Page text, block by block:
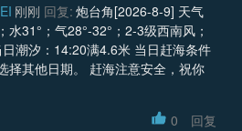
刚刚 回复: 炮台角[2026-8-9] 天气
水31°；气28°-32°；2-3级西南风；
潮汐：14:20满4.6米 当日赶海条件
择其他日期。 赶海注意安全，祝你
0 回复